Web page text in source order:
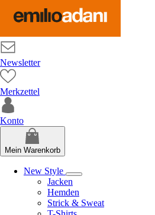
Newsletter
Merkzettel
Konto
Mein Warenkorb
New Style
Jacken
Hemden
Strick & Sweat